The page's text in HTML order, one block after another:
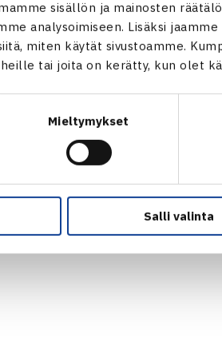
sisällön ja mainosten
analysoimiseen. Lisäksi
miten käytät sivustoamme.
tai joita on kerätty, kun olet
Mieltymykset
Salli valinta
KUVAPANKKI →
FAQ – USEIN KYSYTYT
→
EVÄSTEET →